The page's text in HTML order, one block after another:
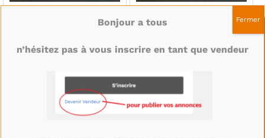
8,50€
49WD750 Référence:
8,50€
Trop tard vendu !
Bonjour a tous
n’hésitez pas à vous inscrire en tant que vendeur
Fermer